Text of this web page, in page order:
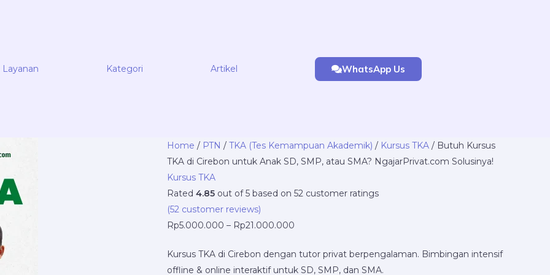
Layanan Kategori Artikel WhatsApp Us
Home / PTN / TKA (Tes Kemampuan Akademik) / Kursus TKA / Butuh Kursus
TKA di Cirebon untuk Anak SD, SMP, atau SMA? NgajarPrivat.com Solusinya!
Kursus TKA
Rated 4.85 out of 5 based on 52 customer ratings
(52 customer reviews)
Rp5.000.000 – Rp21.000.000
Price
range:
through
Kursus TKA di Cirebon dengan tutor privat berpengalaman. Bimbingan intensif
offline & online interaktif untuk SD, SMP, dan SMA.
Butuh
Kursus
TKA
di
Cirebon
untuk
SD,
SMP,